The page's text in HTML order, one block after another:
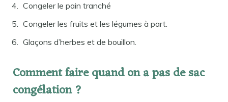
Congeler le pain tranché
Congeler les fruits et les légumes à part.
Glaçons d’herbes et de bouillon.
Comment faire quand on a pas de sac
congélation ?